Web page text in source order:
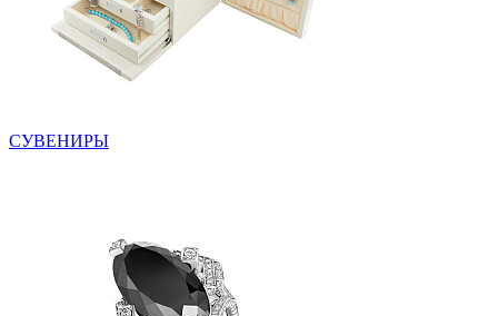
СУВЕНИРЫ